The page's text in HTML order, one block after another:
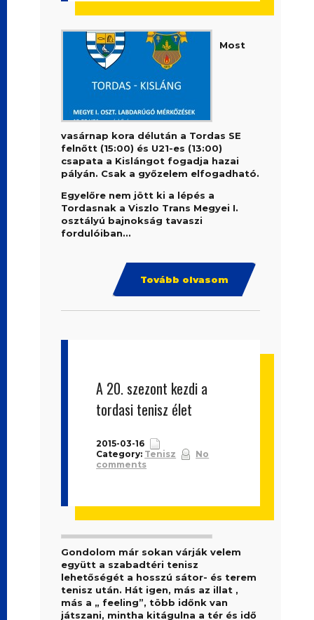
Most
vasárnap kora délután a Tordas SE
felnőtt (15:00) és U21-es (13:00)
csapata a Kislángot fogadja hazai
pályán. Csak a győzelem elfogadható.
Egyelőre nem jött ki a lépés a
Tordasnak a Viszlo Trans Megyei I.
osztályú bajnokság tavaszi
fordulóiban...
Tovább olvasom
A 20. szezont kezdi a
tordasi tenisz élet
2015-03-16
Category: Tenisz
No
comments
Gondolom már sokan várják velem
együtt a szabadtéri tenisz
lehetőségét a hosszú sátor- és terem
tenisz után. Hát igen, más az illat ,
más a „ feeling”, több időnk van
játszani, mintha kitágulna a tér és idő